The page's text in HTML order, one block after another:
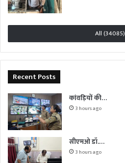
All (34085)
Recent Posts
कांवड़ियों की…
3 hours ago
सीएमओ डॉ.…
3 hours ago